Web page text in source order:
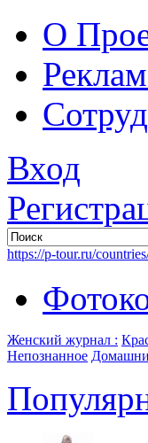
О
Вход
https://p-tour.ru/
Женский журнал :
Непознанное